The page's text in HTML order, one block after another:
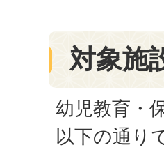
対象施
幼児教育・
以下の通り